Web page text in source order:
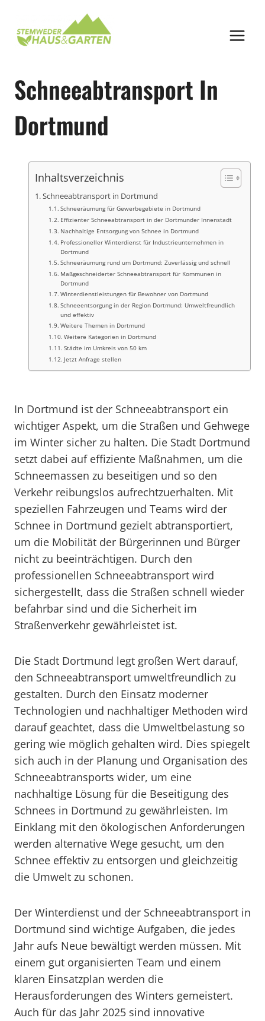
springen
Schneeabtransport In
Dortmund
Inhaltsverzeichnis
Schneeabtransport in Dortmund
Schneeräumung für Gewerbegebiete in Dortmund
Effizienter Schneeabtransport in der Dortmunder Innenstadt
Nachhaltige Entsorgung von Schnee in Dortmund
Professioneller Winterdienst für Industrieunternehmen in
Dortmund
Schneeräumung rund um Dortmund: Zuverlässig und schnell
Maßgeschneiderter Schneeabtransport für Kommunen in
Dortmund
Winterdienstleistungen für Bewohner von Dortmund
Schneeentsorgung in der Region Dortmund: Umweltfreundlich
und effektiv
Weitere Themen in Dortmund
Weitere Kategorien in Dortmund
Städte im Umkreis von 50 km
Jetzt Anfrage stellen
In Dortmund ist der Schneeabtransport ein
wichtiger Aspekt, um die Straßen und Gehwege
im Winter sicher zu halten. Die Stadt Dortmund
setzt dabei auf effiziente Maßnahmen, um die
Schneemassen zu beseitigen und so den
Verkehr reibungslos aufrechtzuerhalten. Mit
speziellen Fahrzeugen und Teams wird der
Schnee in Dortmund gezielt abtransportiert,
um die Mobilität der Bürgerinnen und Bürger
nicht zu beeinträchtigen. Durch den
professionellen Schneeabtransport wird
sichergestellt, dass die Straßen schnell wieder
befahrbar sind und die Sicherheit im
Straßenverkehr gewährleistet ist.
Die Stadt Dortmund legt großen Wert darauf,
den Schneeabtransport umweltfreundlich zu
gestalten. Durch den Einsatz moderner
Technologien und nachhaltiger Methoden wird
darauf geachtet, dass die Umweltbelastung so
gering wie möglich gehalten wird. Dies spiegelt
sich auch in der Planung und Organisation des
Schneeabtransports wider, um eine
nachhaltige Lösung für die Beseitigung des
Schnees in Dortmund zu gewährleisten. Im
Einklang mit den ökologischen Anforderungen
werden alternative Wege gesucht, um den
Schnee effektiv zu entsorgen und gleichzeitig
die Umwelt zu schonen.
Der Winterdienst und der Schneeabtransport in
Dortmund sind wichtige Aufgaben, die jedes
Jahr aufs Neue bewältigt werden müssen. Mit
einem gut organisierten Team und einem
klaren Einsatzplan werden die
Herausforderungen des Winters gemeistert.
Auch für das Jahr 2025 sind innovative